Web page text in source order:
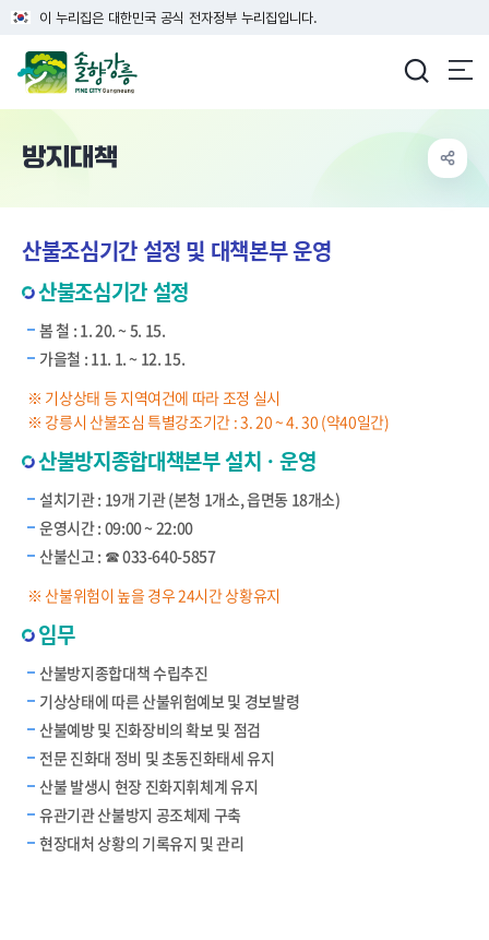
이 누리집은 대한민국 공식 전자정부 누리집입니다.
방지대책
산불조심기간 설정 및 대책본부 운영
산불조심기간 설정
봄 철 : 1. 20. ~ 5. 15.
가을철 : 11. 1. ~ 12. 15.
※ 기상상태 등 지역여건에 따라 조정 실시
※ 강릉시 산불조심 특별강조기간 : 3. 20 ~ 4. 30 (약40일간)
산불방지종합대책본부 설치ㆍ운영
설치기관 : 19개 기관 (본청 1개소, 읍면동 18개소)
운영시간 : 09:00 ~ 22:00
산불신고 : ☎ 033-640-5857
※ 산불위험이 높을 경우 24시간 상황유지
임무
산불방지종합대책 수립추진
기상상태에 따른 산불위험예보 및 경보발령
산불예방 및 진화장비의 확보 및 점검
전문 진화대 정비 및 초동진화태세 유지
산불 발생시 현장 진화지휘체계 유지
유관기관 산불방지 공조체제 구축
현장대처 상황의 기록유지 및 관리